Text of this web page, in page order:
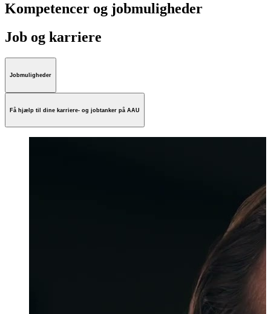
Kompetencer og jobmuligheder
Job og karriere
Jobmuligheder
Få hjælp til dine karriere- og jobtanker på AAU